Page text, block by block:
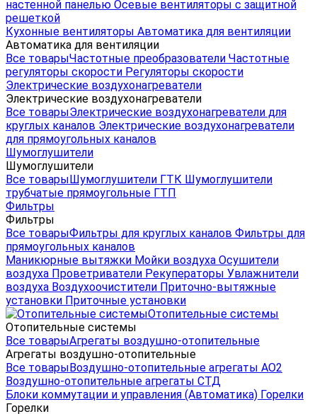
настенной панелью Осевые вентиляторы с защитной
решеткой
Кухонные вентиляторы Автоматика для вентиляции
Автоматика для вентиляции
Все товарыЧастотные преобразователи Частотные
регуляторы скорости Регуляторы скорости
Электрические воздухонагреватели
Электрические воздухонагреватели
Все товарыЭлектрические воздухонагреватели для
круглых каналов Электрические воздухонагреватели
для прямоугольных каналов
Шумоглушители
Шумоглушители
Все товарыШумоглушители ГТК Шумоглушители
трубчатые прямоугольные ГТП
Фильтры
Фильтры
Все товарыФильтры для круглых каналов Фильтры для
прямоугольных каналов
Маникюрные вытяжки Мойки воздуха Осушители
воздуха Проветриватели Рекуператоры Увлажнители
воздуха Воздухоочистители Приточно-вытяжные
установки Приточные установки
Отопительные системы
Отопительные системы
Все товарыАгрегаты воздушно-отопительные
Агрегаты воздушно-отопительные
Все товарыВоздушно-отопительные агрегаты АО2
Воздушно-отопительные агрегаты СТД
Блоки коммутации и управления (Автоматика) Горелки
Горелки